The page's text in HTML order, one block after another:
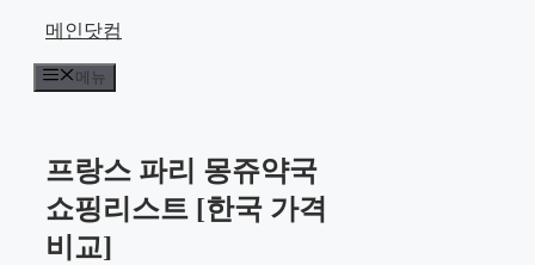
메인닷컴
메뉴
프랑스 파리 몽쥬약국
쇼핑리스트 [한국 가격
비교]